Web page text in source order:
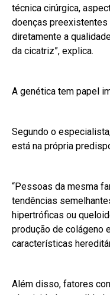
técnica cirúrgica,
doenças
diretamente a
da cicatriz”, explica.
A genética tem papel
Segundo o
está na própria
“Pessoas da mesma
tendências
hipertróficas ou
produção de colágeno
características
Além disso, fatores